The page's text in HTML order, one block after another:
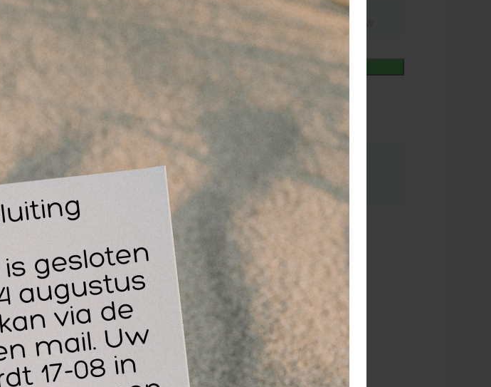
1,55 9% BTW 1,69 incl.
9% BTW
In winkelmand
favoriet
Staffelkorting
Vanaf 12 stuks 1,32 (-15 %)
voor 15.00 besteld dezelfde werkdag
verzonden!
GRATIS
bezorging va. €95,- excl. btw
14 dagen retourgarantie
30 jaar
dé paramedisch specialist